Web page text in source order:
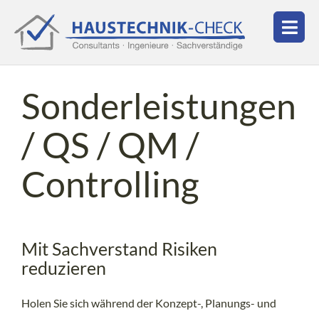
Sonderleistungen
/ QS / QM /
Controlling
Mit Sachverstand Risiken
reduzieren
Holen Sie sich während der Konzept-, Planungs- und